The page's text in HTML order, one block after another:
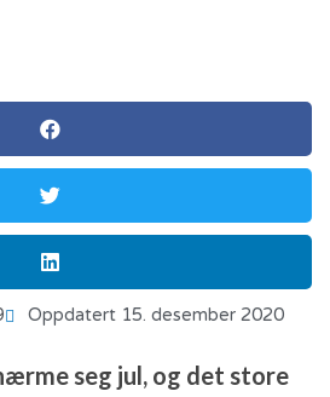
Oppdatert 15. desember 2020
seg jul, og det store